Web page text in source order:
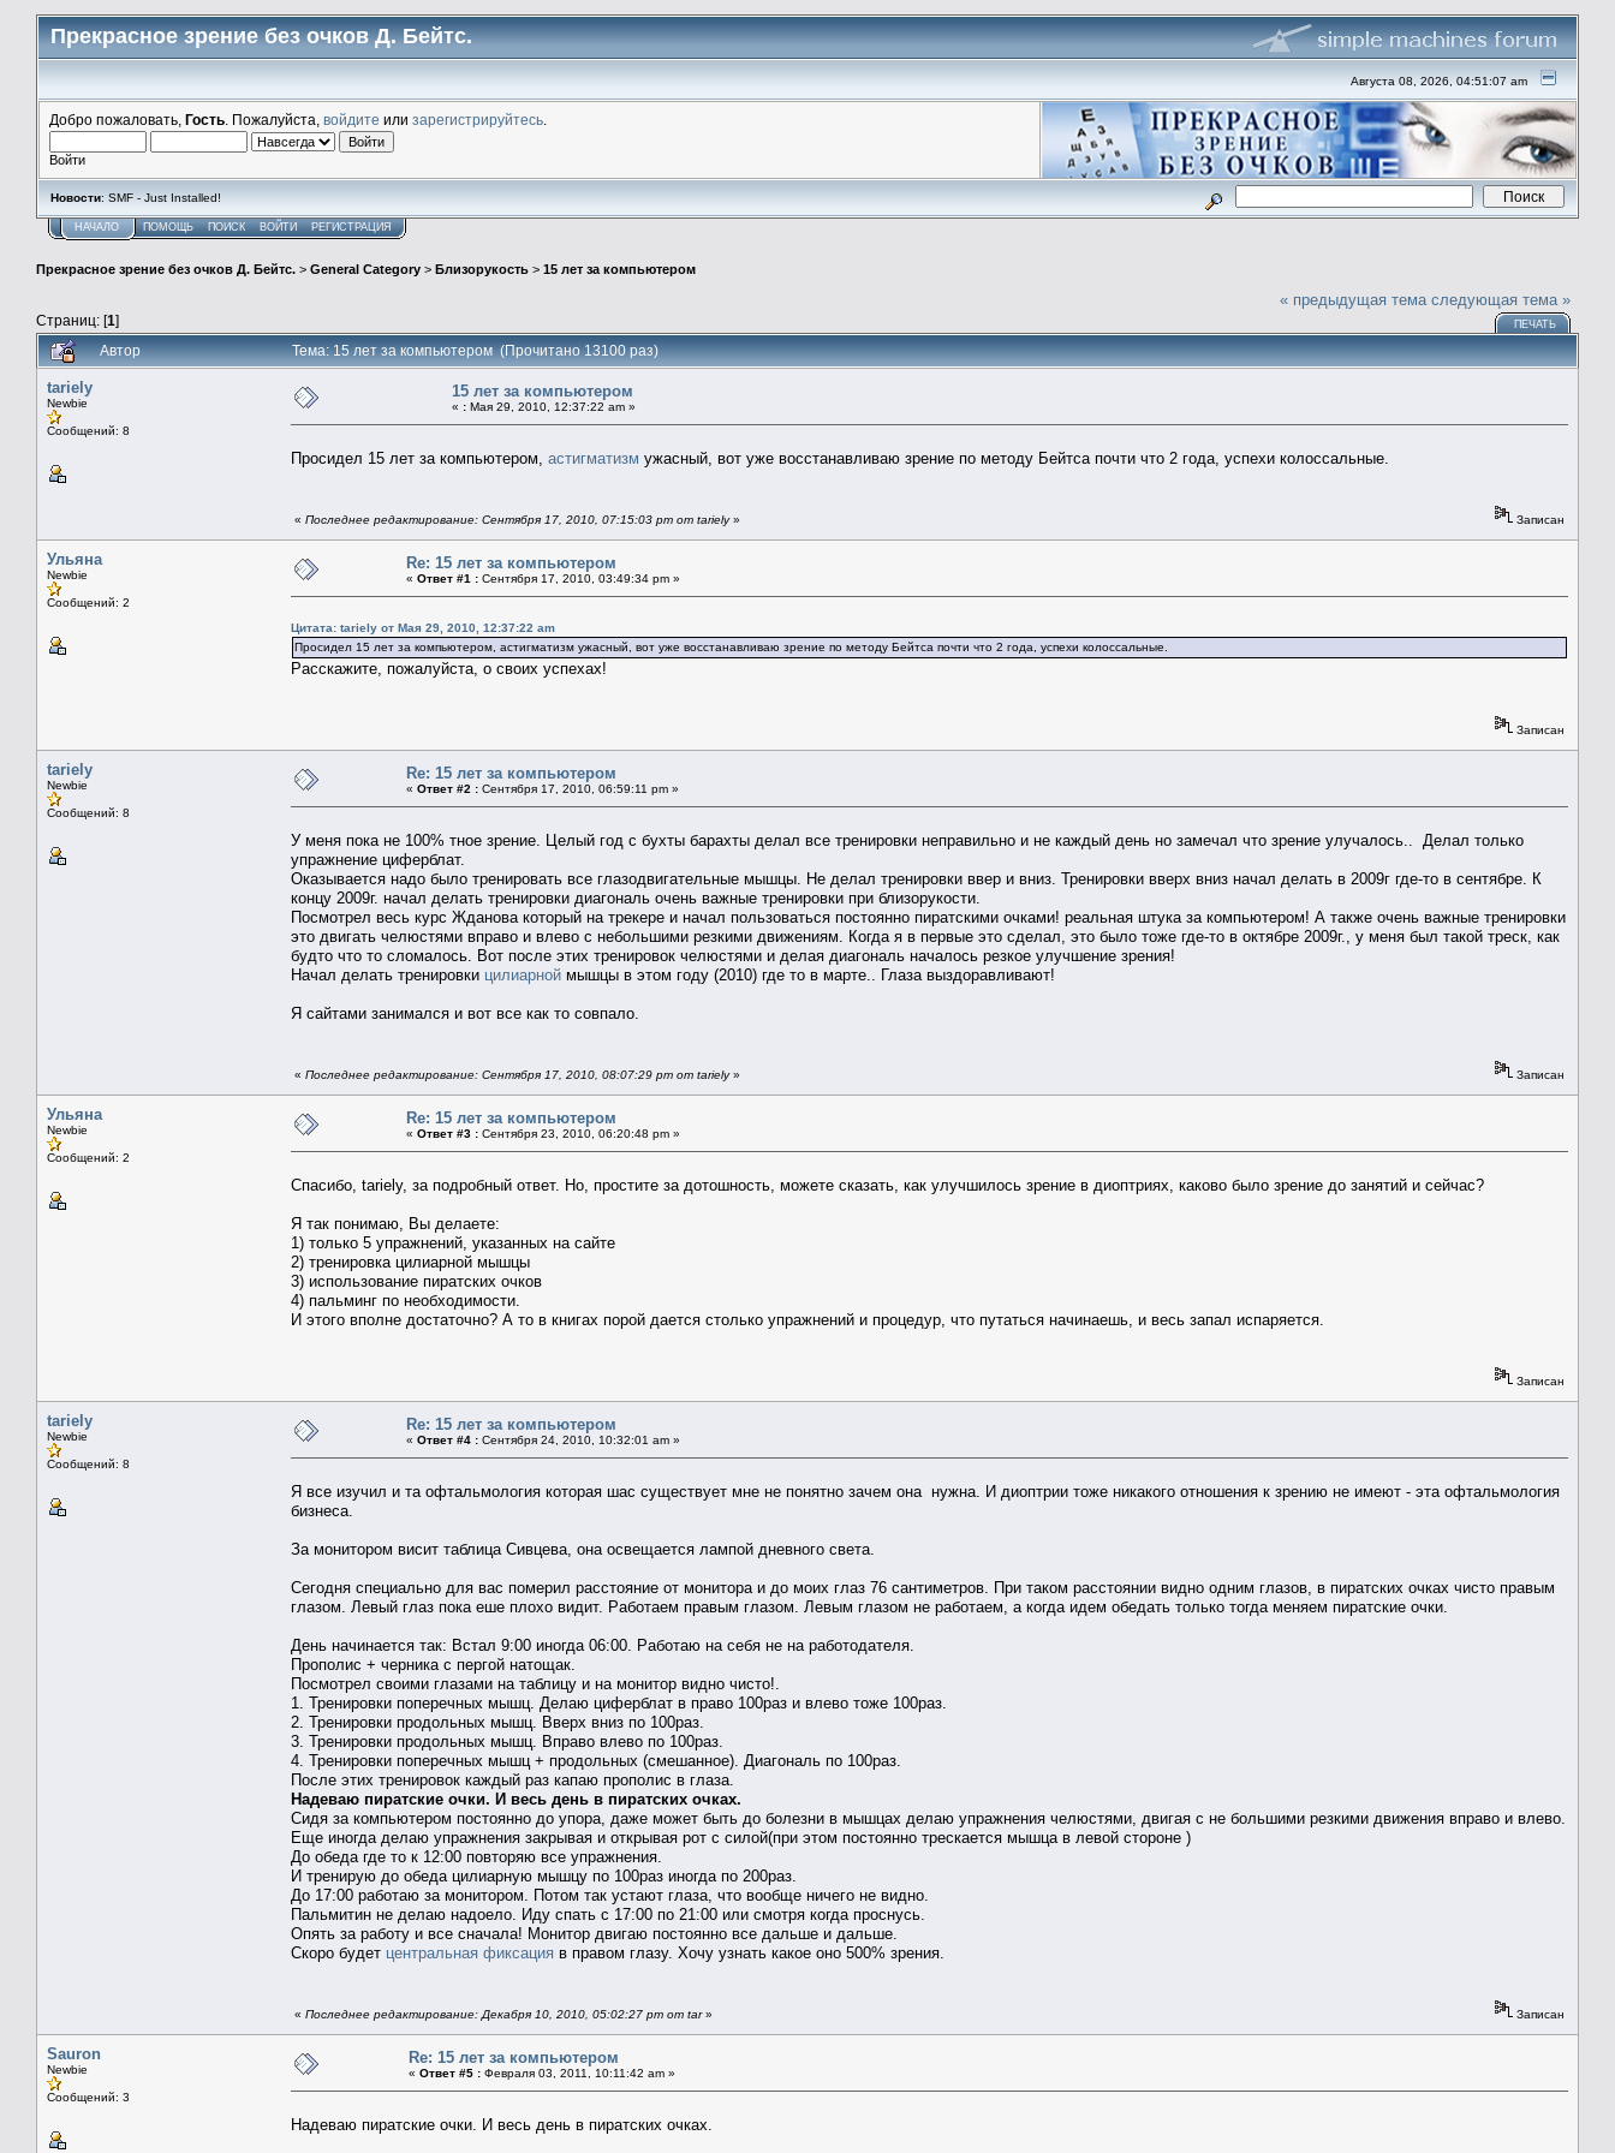
Прекрасное зрение без очков Д. Бейтс.
Августа 08, 2026, 04:51:07 am
Добро пожаловать, Гость . Пожалуйста, войдите или зарегистрируйтесь
Войти
Новости: SMF - Just Installed!
НАЧАЛО ПОМОЩЬ ПОИСК ВОЙТИ РЕГИСТРАЦИЯ
Прекрасное зрение без очков Д. Бейтс. > General Category > Близорукость > 15 лет за компьютером
Страниц: [1]
« предыдущая тема следующая тема »
ПЕЧАТЬ
Автор Тема: 15 лет за компьютером (Прочитано 13100 раз)
tariely
Newbie
Сообщений: 8
15 лет за компьютером
« : Мая 29, 2010, 12:37:22 am »
Просидел 15 лет за компьютером, астигматизм ужасный, вот уже восстанавливаю зрение по методу Бейтса почти что 2 года, успехи колоссальные.
« Последнее редактирование: Сентября 17, 2010, 07:15:03 pm от tariely» Записан
Ульяна
Newbie
Сообщений: 2
Re: 15 лет за компьютером
« Ответ #1 : Сентября 17, 2010, 03:49:34 pm »
Цитата: tariely от Мая 29, 2010, 12:37:22 am
Просидел 15 лет за компьютером, астигматизм ужасный, вот уже восстанавливаю зрение по методу Бейтса почти что 2 года, успехи колоссальные.
Расскажите, пожалуйста, о своих успехах!
Записан
tariely
Newbie
Сообщений: 8
Re: 15 лет за компьютером
« Ответ #2 : Сентября 17, 2010, 06:59:11 pm »
У меня пока не 100% тное зрение. Целый год с бухты барахты делал все тренировки неправильно и не каждый день но замечал что зрение улучалось.. Делал только
упражнение циферблат.
Оказывается надо было тренировать все глазодвигательные мышцы. Не делал тренировки ввер и вниз. Тренировки вверх вниз начал делать в 2009г где-то в сентябре. К
концу 2009г. начал делать тренировки диагональ очень важные тренировки при близорукости.
Посмотрел весь курс Жданова который на трекере и начал пользоваться постоянно пиратскими очками! реальная штука за компьютером! А также очень важные тренировки
это двигать челюстями вправо и влево с небольшими резкими движениям. Когда я в первые это сделал, это было тоже где-то в октябре 2009г., у меня был такой треск, как
будто что то сломалось. Вот после этих тренировок челюстями и делая диагональ началось резкое улучшение зрения!
Начал делать тренировки цилиарной мышцы в этом году (2010) где то в марте.. Глаза выздоравливают!
Я сайтами занимался и вот все как то совпало.
« Последнее редактирование: Сентября 17, 2010, 08:07:29 pm от tariely» Записан
Ульяна
Newbie
Сообщений: 2
Re: 15 лет за компьютером
« Ответ #3 : Сентября 23, 2010, 06:20:48 pm »
Спасибо, tariely, за подробный ответ. Но, простите за дотошность, можете сказать, как улучшилось зрение в диоптриях, каково было зрение до занятий и сейчас?
Я так понимаю, Вы делаете:
1) только 5 упражнений, указанных на сайте
2) тренировка цилиарной мышцы
3) использование пиратских очков
4) пальминг по необходимости.
И этого вполне достаточно? А то в книгах порой дается столько упражнений и процедур, что путаться начинаешь, и весь запал испаряется.
Записан
tariely
Newbie
Сообщений: 8
Re: 15 лет за компьютером
« Ответ #4 : Сентября 24, 2010, 10:32:01 am »
Я все изучил и та офтальмология которая шас существует мне не понятно зачем она нужна. И диоптрии тоже никакого отношения к зрению не имеют - эта офтальмология
бизнеса.
За монитором висит таблица Сивцева, она освещается лампой дневного света.
Сегодня специально для вас померил расстояние от монитора и до моих глаз 76 сантиметров. При таком расстоянии видно одним глазов, в пиратских очках чисто правым
глазом. Левый глаз пока еше плохо видит. Работаем правым глазом. Левым глазом не работаем, а когда идем обедать только тогда меняем пиратские очки.
День начинается так: Встал 9:00 иногда 06:00. Работаю на себя не на работодателя.
Прополис + черника с пергой натощак.
Посмотрел своими глазами на таблицу и на монитор видно чисто!.
1. Тренировки поперечных мышц. Делаю циферблат в право 100раз и влево тоже 100раз.
2. Тренировки продольных мышц. Вверх вниз по 100раз.
3. Тренировки продольных мышц. Вправо влево по 100раз.
4. Тренировки поперечных мышц + продольных (смешанное). Диагональ по 100раз.
После этих тренировок каждый раз капаю прополис в глаза.
Надеваю пиратские очки. И весь день в пиратских очках.
Сидя за компьютером постоянно до упора, даже может быть до болезни в мышцах делаю упражнения челюстями, двигая с не большими резкими движения вправо и влево.
Еще иногда делаю упражнения закрывая и открывая рот с силой(при этом постоянно трескается мышца в левой стороне )
До обеда где то к 12:00 повторяю все упражнения.
И тренирую до обеда цилиарную мышцу по 100раз иногда по 200раз.
До 17:00 работаю за монитором. Потом так устают глаза, что вообще ничего не видно.
Пальмитин не делаю надоело. Иду спать с 17:00 по 21:00 или смотря когда проснусь.
Опять за работу и все сначала! Монитор двигаю постоянно все дальше и дальше.
Скоро будет центральная фиксация в правом глазу. Хочу узнать какое оно 500% зрения.
« Последнее редактирование: Декабря 10, 2010, 05:02:27 pm от tar» Записан
Sauron
Newbie
Сообщений: 3
Re: 15 лет за компьютером
« Ответ #5 : Февраля 03, 2011, 10:11:42 am »
Надеваю пиратские очки. И весь день в пиратских очках.